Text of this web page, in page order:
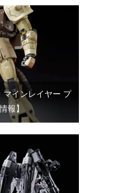
マインレイヤー プ
報】